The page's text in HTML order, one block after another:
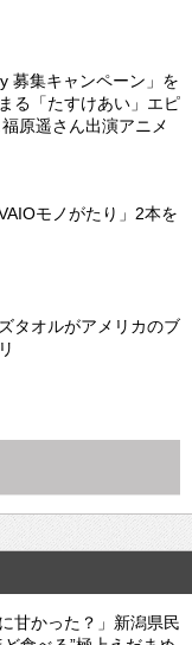
募集キャンペーン」を
る「たすけあい」エピ
原遥さん出演アニメ
モノがたり」2本を
タオルがアメリカのブ
甘かった？」新潟県民